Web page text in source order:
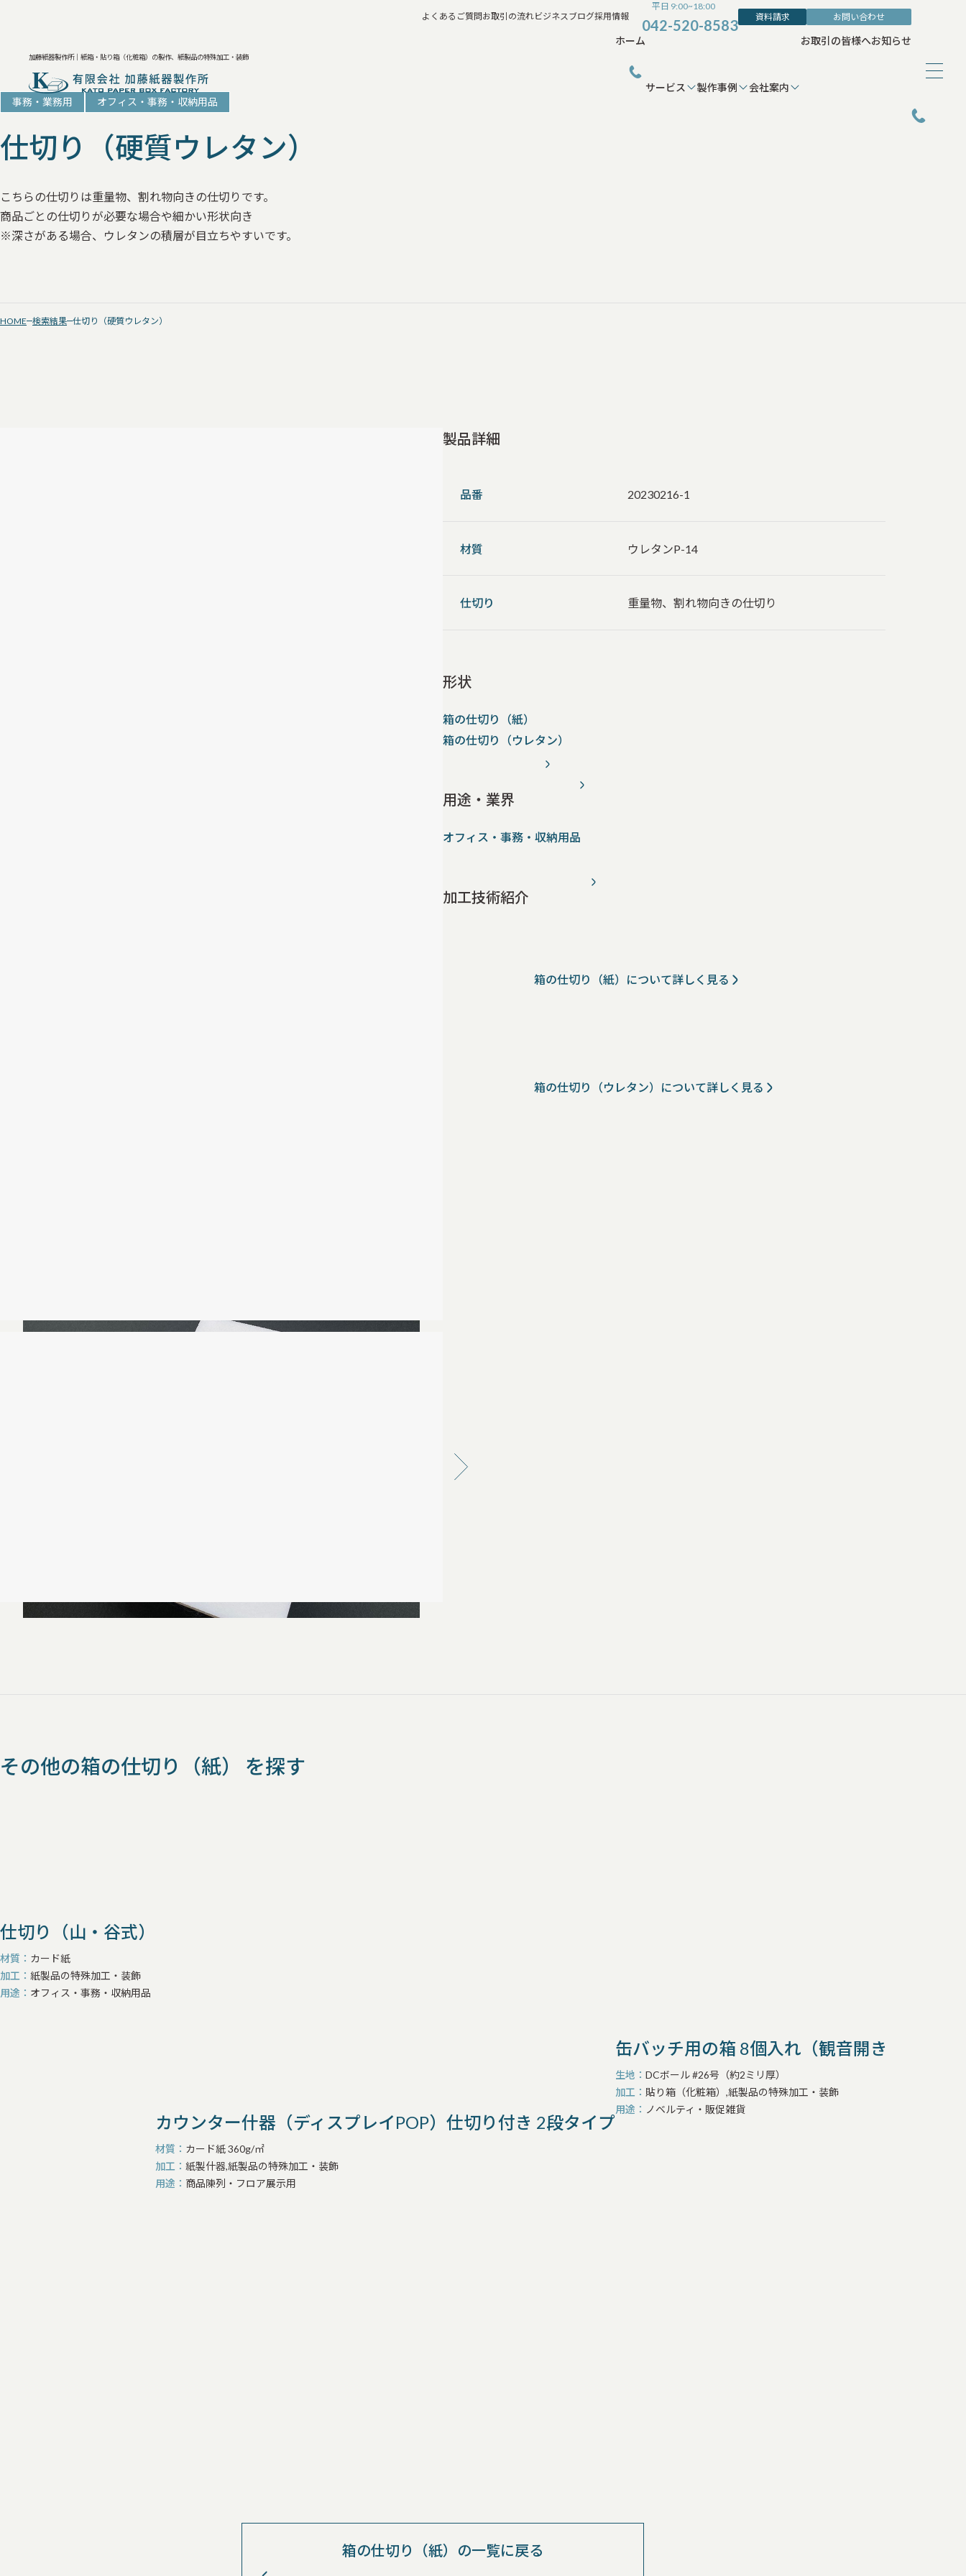
加藤紙器製作所｜紙箱・貼り箱（化粧箱）の製作、紙製品の特殊加工・装飾
よくあるご質問 お取引の流れビジネスブログ採用情報
平日 9:00~18:00
042-520-8583 資料請求 お問い合わせ
ホーム
サービス 製作事例 会社案内
お取引の皆様へお知らせ
事務・業務用 オフィス・事務・収納用品
仕切り（硬質ウレタン）
こちらの仕切りは重量物、割れ物向きの仕切りです。
商品ごとの仕切りが必要な場合や細かい形状向き
※深さがある場合、ウレタンの積層が目立ちやすいです。
HOME 検索結果 仕切り（硬質ウレタン）
製品詳細
品番 20230216-1
材質 ウレタンP-14
仕切り 重量物、割れ物向きの仕切り
形状
箱の仕切り（紙）
箱の仕切り（ウレタン）
用途・業界
オフィス・事務・収納用品
加工技術紹介
箱の仕切り（紙）について詳しく見る
箱の仕切り（ウレタン）について詳しく見る
その他の箱の仕切り（紙） を探す
仕切り（山・谷式）
材質
カード紙
加工
紙製品の特殊加工・装飾
用途
オフィス・事務・収納用品
カウンター什器（ディスプレイPOP）仕切り付き 2段タイプ
材質
カード紙 360g/㎡
加工
紙製什器,紙製品の特殊加工・装飾
用途
商品陳列・フロア展示用
缶バッチ用の箱 8個入れ（観音開き貼り箱）
生地
DCボール #26号（約2ミリ厚）
加工
貼り箱（化粧箱）,紙製品の特殊加工・装飾
用途
ノベルティ・販促雑貨
箱の仕切り（紙）の一覧に戻る